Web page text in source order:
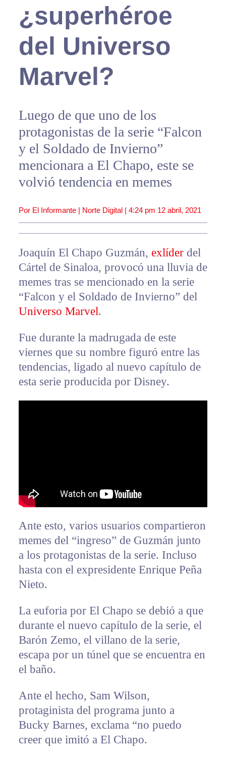
¿superhéroe
del Universo
Marvel?
Luego de que uno de los
protagonistas de la serie “Falcon
y el Soldado de Invierno”
mencionara a El Chapo, este se
volvió tendencia en memes
Por El Informante | Norte Digital | 4:24 pm 12 abril, 2021
Joaquín El Chapo Guzmán, exlíderdel
Cártel de Sinaloa, provocó una lluvia de
memes tras se mencionado en la serie
“Falcon y el Soldado de Invierno” del
Universo Marvel.
Fue durante la madrugada de este
viernes que su nombre figuró entre las
tendencias, ligado al nuevo capítulo de
esta serie producida por Disney.
Ante esto, varios usuarios compartieron
memes del “ingreso” de Guzmán junto
a los protagonistas de la serie. Incluso
hasta con el expresidente Enrique Peña
Nieto.
La euforia por El Chapo se debió a que
durante el nuevo capítulo de la serie, el
Barón Zemo, el villano de la serie,
escapa por un túnel que se encuentra en
el baño.
Ante el hecho, Sam Wilson,
protaginista del programa junto a
Bucky Barnes, exclama “no puedo
creer que imitó a El Chapo.